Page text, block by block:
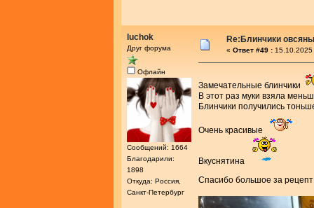
luchok
Друг форума
Офлайн
Сообщений: 1664
Благодарили:
1898
Откуда: Россия,
Санкт-Петербург
Re:Блинчики
« Ответ #49 :
Замечательные блинчики
В этот раз муки взяла
Блинчики получились
Очень красивые
Вкуснятина
Спасибо большое за